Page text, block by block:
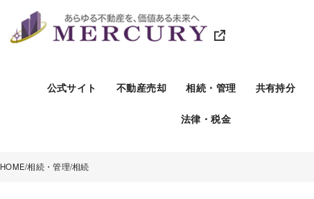
公式サイト 不動産売却 相続・管理 共有持分
法律・税金
HOME 相続・管理 相続